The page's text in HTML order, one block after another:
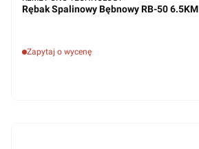
Rębak Spalinowy Bębnowy RB-50 6.5KM
Zapytaj o wycenę